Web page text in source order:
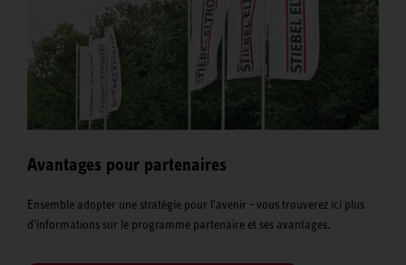
Avantages pour partenaires
Ensemble adopter une stratégie pour l'avenir - vous trouverez ici plus
d'informations sur le programme partenaire et ses avantages.